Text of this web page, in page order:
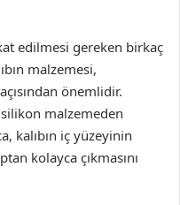
edilmesi gereken birkaç
malzemesi,
açısından önemlidir.
malzemeden
kalıbın iç yüzeyinin
kolayca çıkmasını